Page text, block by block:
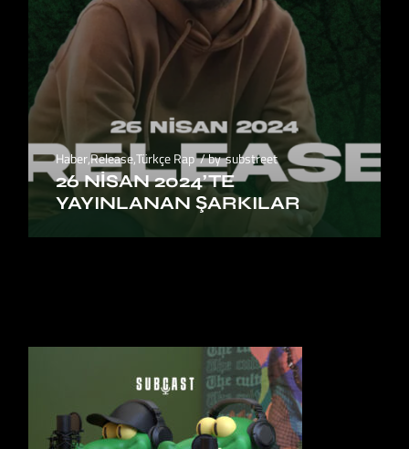
Haber,Release,Türkçe Rap by substreet
26 NISAN 2024’TE
YAYINLANAN ŞARKILAR